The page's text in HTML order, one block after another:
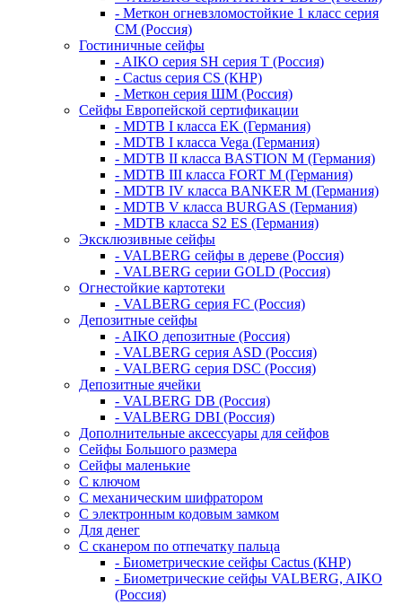
- Меткон огневзломостойкие 1 класс серия
СМ (Россия)
Гостиничные сейфы
- AIKO серия SH серия Т (Россия)
- Cactus серия CS (КНР)
- Меткон серия ШМ (Россия)
Сейфы Европейской сертификации
- MDTB I класса EK (Германия)
- MDTB I класса Vega (Германия)
- MDTB II класса BASTION M (Германия)
- MDTB III класса FORT M (Германия)
- MDTB IV класса BANKER M (Германия)
- MDTB V класса BURGAS (Германия)
- MDTB класса S2 ES (Германия)
Эксклюзивные сейфы
- VALBERG сейфы в дереве (Россия)
- VALBERG серии GOLD (Россия)
Огнестойкие картотеки
- VALBERG серия FC (Россия)
Депозитные сейфы
- AIKO депозитные (Россия)
- VALBERG серия ASD (Россия)
- VALBERG серия DSC (Россия)
Депозитные ячейки
- VALBERG DB (Россия)
- VALBERG DBI (Россия)
Дополнительные аксессуары для сейфов
Сейфы Большого размера
Сейфы маленькие
С ключом
С механическим шифратором
С электронным кодовым замком
Для денег
С сканером по отпечатку пальца
- Биометрические сейфы Cactus (КНР)
- Биометрические сейфы VALBERG, AIKO
(Россия)